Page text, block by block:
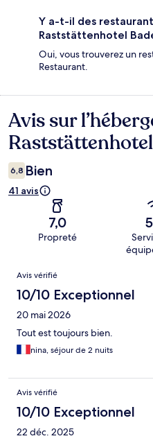
Y a-t-il des
Raststättenhotel
Oui, vous trouverez un
Restaurant.
Avis
Avis sur
6,8 Bien
41 avis
7,0
Propreté
Avis
Avis vérifié
10/10 Exceptionnel
20 mai 2026
Tout est toujours bien.
nina, séjour de 2 nuits
Avis vérifié
10/10 Exceptionnel
22 déc. 2025